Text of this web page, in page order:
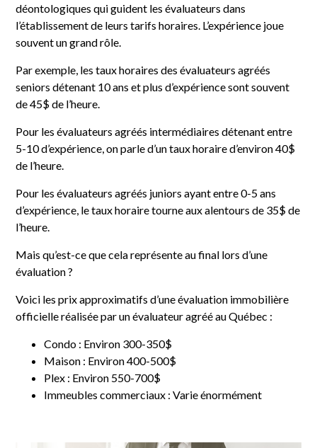
déontologiques qui guident les évaluateurs dans
l’établissement de leurs tarifs horaires. L’expérience joue
souvent un grand rôle.
Par exemple, les taux horaires des évaluateurs agréés
seniors détenant 10 ans et plus d’expérience sont souvent
de 45$ de l’heure.
Pour les évaluateurs agréés intermédiaires détenant entre
5-10 d’expérience, on parle d’un taux horaire d’environ 40$
de l’heure.
Pour les évaluateurs agréés juniors ayant entre 0-5 ans
d’expérience, le taux horaire tourne aux alentours de 35$ de
l’heure.
Mais qu’est-ce que cela représente au final lors d’une
évaluation ?
Voici les prix approximatifs d’une évaluation immobilière
officielle réalisée par un évaluateur agréé au Québec :
Condo : Environ 300-350$
Maison : Environ 400-500$
Plex : Environ 550-700$
Immeubles commerciaux : Varie énormément